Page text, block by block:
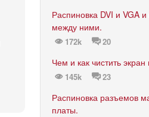
Распиновка DVI и VGA
между ними.
172k 20
Чем и как чистить экран
145k 23
Распиновка разъемов
платы.